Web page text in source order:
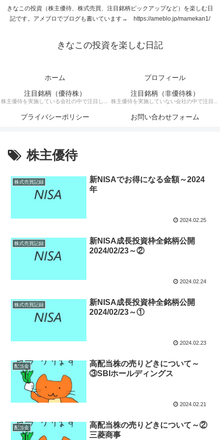
きなこの投資（株主優待、株式売買、注目銘柄ピックアップなど）を楽しむ日
記です。アメブロでブログも書いています→ https://ameblo.jp/mamekan1/
きなこの投資を楽しむ日記
ホーム
プロフィール
注目銘柄（優待株）
株主優待を実施している会社の中で注目して
注目銘柄（非優待株）
株主優待を実施していない会社の中で注目銘
プライバシーポリシー お問い合わせフォーム
株主優待
株式売買記録
新NISAでお得になる金額～2024
年
2024.02.25
株式売買記録
新NISA成長投資枠全銘柄公開
2024/02/23～②
2024.02.24
株式売買記録
新NISA成長投資枠全銘柄公開
2024/02/23～①
2024.02.23
配当金
高配当株の売りどきについて～
③SBIホールディングス
2024.02.21
配当金
高配当株の売りどきについて～②
三菱商事